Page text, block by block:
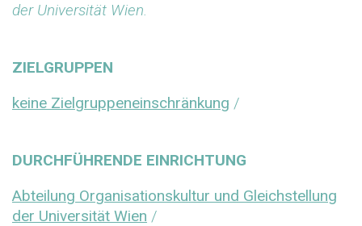
der Universität Wien.
ZIELGRUPPEN
keine Zielgruppeneinschränkung /
DURCHFÜHRENDE EINRICHTUNG
Abteilung Organisationskultur und Gleichstellung
der Universität Wien /